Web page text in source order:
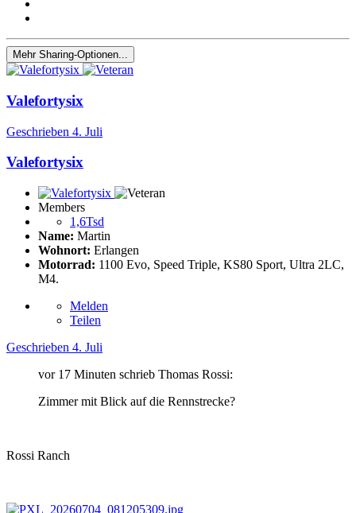
Mehr Sharing-Optionen...
Valefortysix
Geschrieben 4. Juli
Valefortysix
Members
1,6Tsd
Name: Martin
Wohnort: Erlangen
Motorrad: 1100 Evo, Speed Triple, KS80 Sport, Ultra 2LC,
M4.
Melden
Teilen
Geschrieben 4. Juli
vor 17 Minuten schrieb Thomas Rossi:
Zimmer mit Blick auf die Rennstrecke?
Rossi Ranch